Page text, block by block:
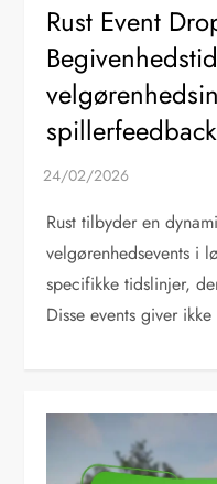
Rust Event
spillerfeedback
Rust tilbyder en
velgørenhedsevents i
specifikke tidslinjer,
Disse events giver